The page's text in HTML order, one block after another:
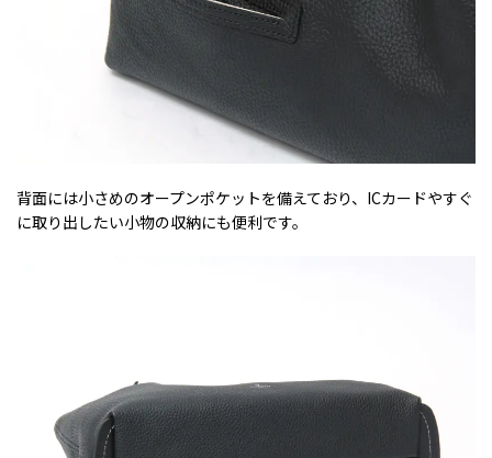
背面には小さめのオープンポケットを備えており、ICカードやすぐ
に取り出したい小物の収納にも便利です。